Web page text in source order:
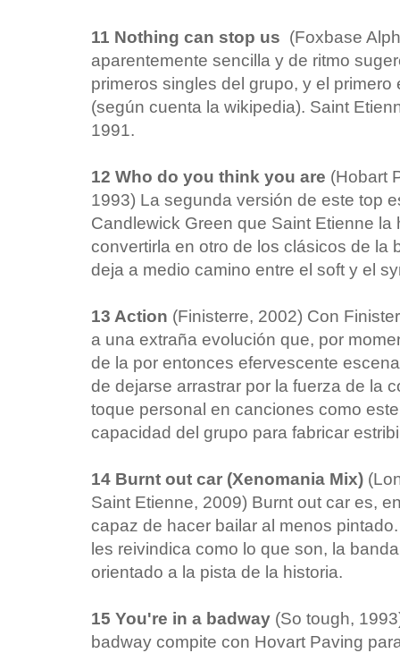
11 Nothing can stop us (Foxbase
aparentemente sencilla y de ritmo
primeros singles del grupo, y el
(según cuenta la wikipedia). Saint
1991.
12 Who do you think you are (Hobart
1993) La segunda versión de este top
Candlewick Green que Saint Etienne
convertirla en otro de los clásicos de la
deja a medio camino entre el soft y el
13 Action (Finisterre, 2002) Con
a una extraña evolución que, por
de la por entonces efervescente
de dejarse arrastrar por la fuerza de la
toque personal en canciones como
capacidad del grupo para fabricar
14 Burnt out car (Xenomania Mix)
Saint Etienne, 2009) Burnt out car es,
capaz de hacer bailar al menos
les reivindica como lo que son, la
orientado a la pista de la historia.
15 You're in a badway (So tough,
badway compite con Hovart Paving